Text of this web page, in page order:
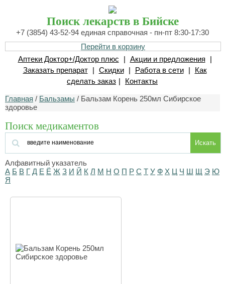
Поиск лекарств в Бийске
+7 (3854) 43-52-94 единая справочная - пн-пт 8:30-17:30
Перейти в корзину
Аптеки Доктор+/Доктор плюс
| Акции и предложения
|
Заказать препарат
| Скидки | Работа в сети |
Как
сделать заказ | Контакты
Главная / Бальзамы / Бальзам Корень 250мл Сибирское
здоровье
Поиск медикаментов
Искать
Алфавитный указатель
А Б В Г Д Е Ё Ж З И Й К Л М Н О П Р С Т У Ф Х Ц Ч Ш Щ Э Ю
Я